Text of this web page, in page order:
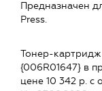
Предназначен
Press.
Тонер-
{006R01647} в
цене 10 342 р. с